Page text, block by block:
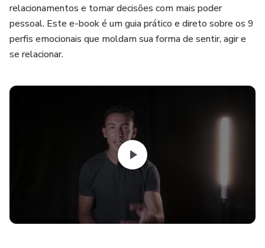
relacionamentos e tomar decisões com mais poder
pessoal. Este e-book é um guia prático e direto sobre os 9
perfis emocionais que moldam sua forma de sentir, agir e
se relacionar.